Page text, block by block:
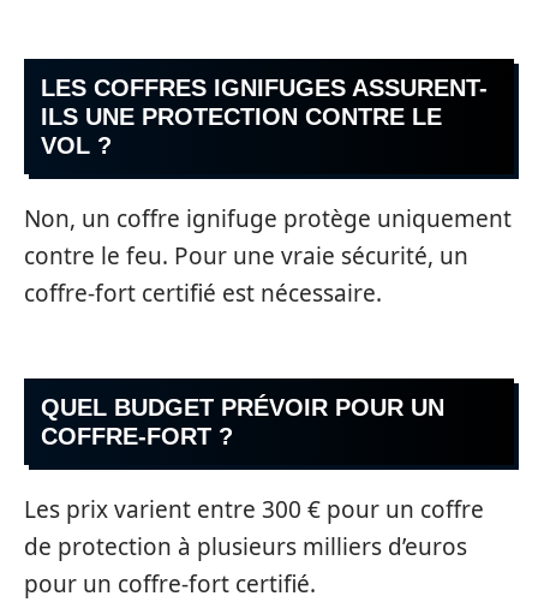
LES COFFRES IGNIFUGES ASSURENT-
ILS UNE PROTECTION CONTRE LE
VOL ?
Non, un coffre ignifuge protège uniquement
contre le feu. Pour une vraie sécurité, un
coffre-fort certifié est nécessaire.
QUEL BUDGET PRÉVOIR POUR UN
COFFRE-FORT ?
Les prix varient entre 300 € pour un coffre
de protection à plusieurs milliers d’euros
pour un coffre-fort certifié.